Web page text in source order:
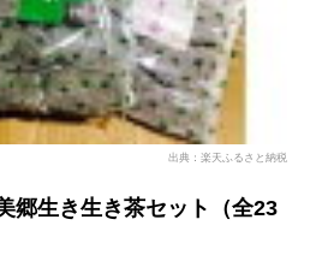
出典：楽天ふるさと納税
郷生き生き茶セット（全23